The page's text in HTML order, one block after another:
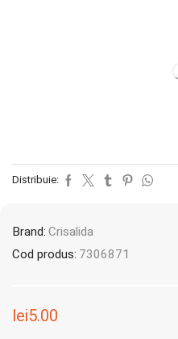
Distribuie:
Brand: Crisalida
Cod produs: 7306871
lei5.00